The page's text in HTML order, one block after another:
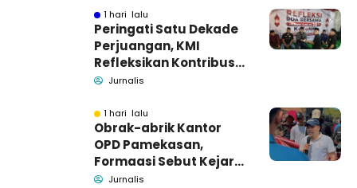
1 hari lalu
Peringati Satu Dekade
Perjuangan, KMI
Refleksikan Kontribusi
untuk Masyarakat
Jurnalis
1 hari lalu
Obrak-abrik Kantor
OPD Pamekasan,
Formaasi Sebut Kejari
Pamekasan
Jurnalis